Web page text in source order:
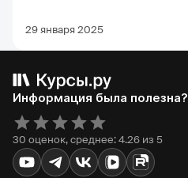
29 января 2025
Информация была полезна?
30 оценок, среднее: 4.26 из 5